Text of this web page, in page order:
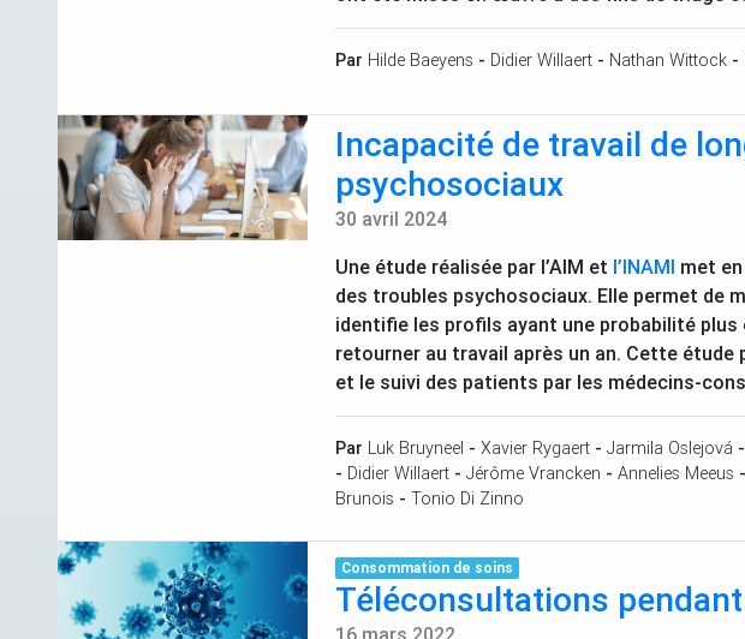
Par Hilde Baeyens - Didier Willaert - Nathan Wittock -
Incapacité de travail de
psychosociaux
30 avril 2024
Une étude réalisée par l’AIM et l’INAMI met
des troubles psychosociaux. Elle permet de
identifie les profils ayant une probabilité plus
retourner au travail après un an. Cette
et le suivi des patients par les médecins-
Par Luk Bruyneel - Xavier Rygaert - Jarmila Oslejová -
- Didier Willaert - Jérôme Vrancken - Annelies Meeus -
Brunois - Tonio Di Zinno
Consommation de soins
Téléconsultations